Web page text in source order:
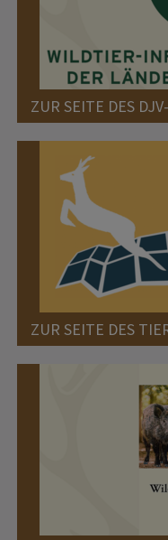
ZUR SEITE DES
ZUR SEITE DES